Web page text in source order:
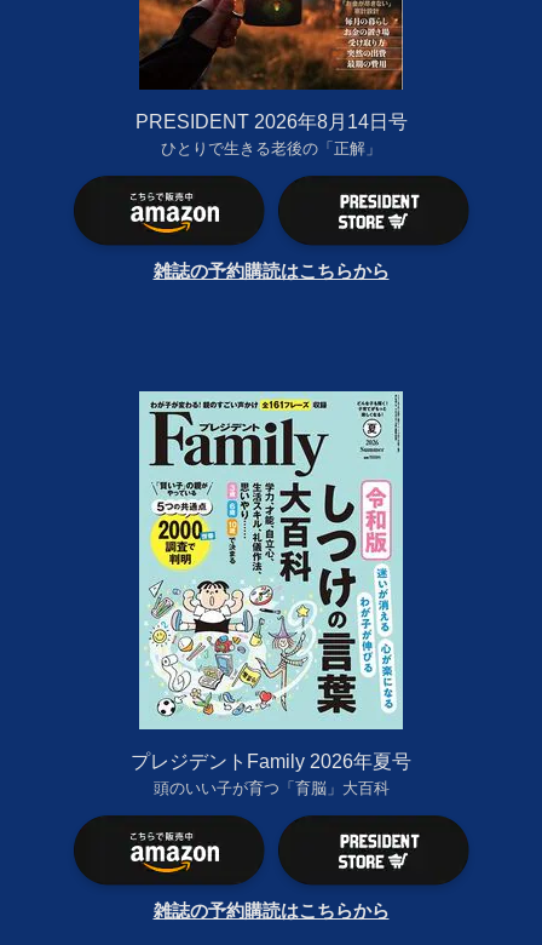
PRESIDENT 2026年8月14日号
ひとりで生きる老後の「正解」
雑誌の予約購読はこちらから
プレジデントFamily 2026年夏号
頭のいい子が育つ「育脳」大百科
雑誌の予約購読はこちらから